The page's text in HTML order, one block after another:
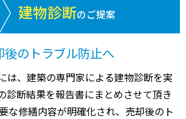
建物診断のご提案
後のトラブル防止へ
は、建築の専門家による建物診断を実
診断結果を報告書にまとめさせて頂き
な修繕内容が明確化され、売却後のト